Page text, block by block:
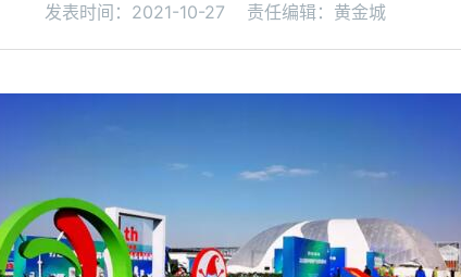
发表时间：2021-10-27 责任编辑：黄金城